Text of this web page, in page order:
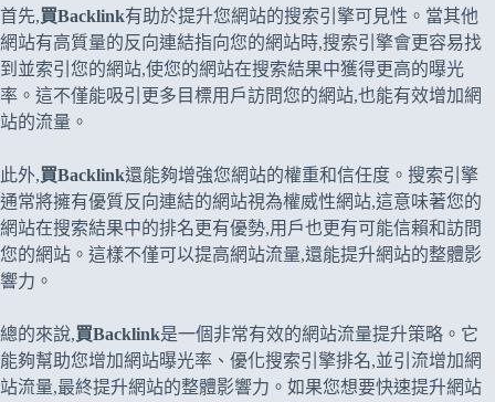
首先,買Backlink有助於提升您網站的搜索引擎可見性。當其他
網站有高質量的反向連結指向您的網站時,搜索引擎會更容易找
到並索引您的網站,使您的網站在搜索結果中獲得更高的曝光
率。這不僅能吸引更多目標用戶訪問您的網站,也能有效增加網
站的流量。
此外,買Backlink還能夠增強您網站的權重和信任度。搜索引擎
通常將擁有優質反向連結的網站視為權威性網站,這意味著您的
網站在搜索結果中的排名更有優勢,用戶也更有可能信賴和訪問
您的網站。這樣不僅可以提高網站流量,還能提升網站的整體影
響力。
總的來說,買Backlink是一個非常有效的網站流量提升策略。它
能夠幫助您增加網站曝光率、優化搜索引擎排名,並引流增加網
站流量,最終提升網站的整體影響力。如果您想要快速提升網站